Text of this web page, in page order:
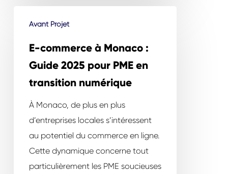
commerce
Monaco
Guide
2025
pour
transition
Avant Projet
E-commerce à Monaco :
Guide 2025 pour PME en
transition numérique
À Monaco, de plus en plus
d’entreprises locales s’intéressent
au potentiel du commerce en ligne.
Cette dynamique concerne tout
particulièrement les PME soucieuses